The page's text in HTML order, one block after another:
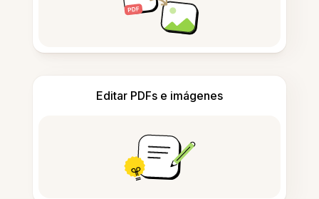
Editar PDFs e imágenes